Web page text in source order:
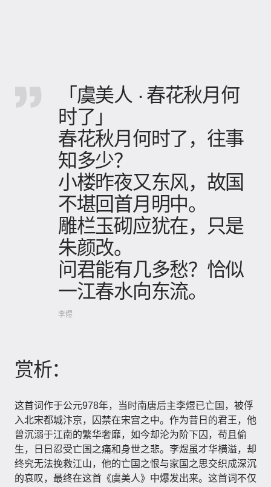
「虞美人 · 春花秋月何
时了」
春花秋月何时了，往事
知多少？
小楼昨夜又东风，故国
不堪回首月明中。
雕栏玉砌应犹在，只是
朱颜改。
问君能有几多愁？恰似
一江春水向东流。
李煜
赏析：
这首词作于公元978年，当时南唐后主李煜已亡国，被俘
入北宋都城汴京，囚禁在宋宫之中。作为昔日的君王，他
曾沉溺于江南的繁华奢靡，如今却沦为阶下囚，苟且偷
生，日日忍受亡国之痛和身世之悲。李煜虽才华横溢，却
终究无法挽救江山，他的亡国之恨与家国之思交织成深沉
的哀叹，最终在这首《虞美人》中爆发出来。这首词不仅